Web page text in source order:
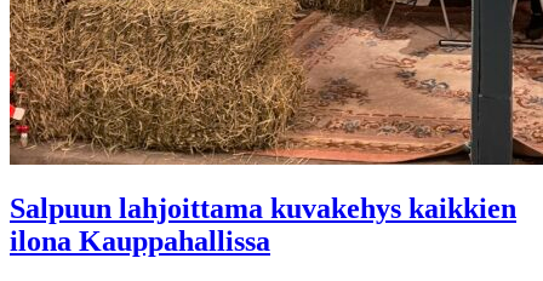
Salpuun lahjoittama kuvakehys kaikkien
ilona Kauppahallissa